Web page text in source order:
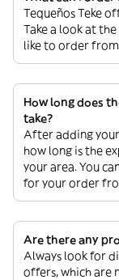
Tequeños Teke
Take a look at
like to order from
How long does
take?
After adding
how long is the
your area. You
for your order
Are there any
Always look for
offers, which are